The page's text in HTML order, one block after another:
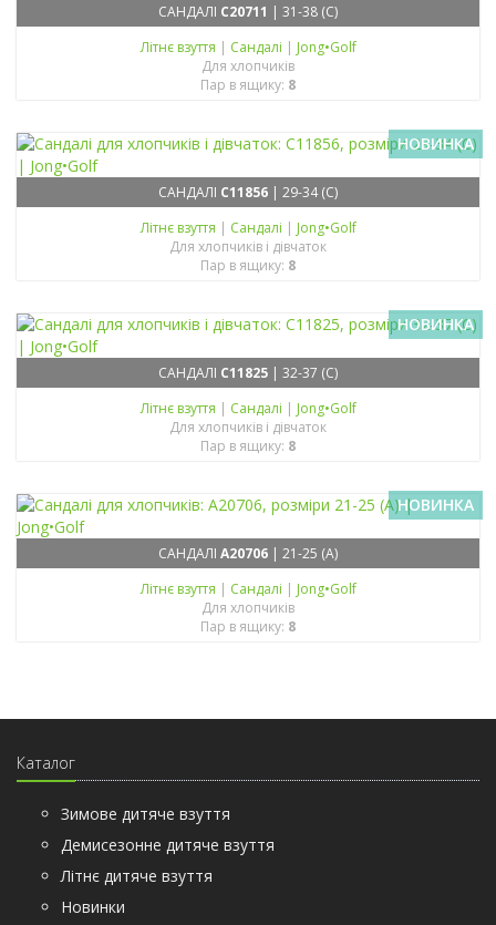
САНДАЛІ C20711 | 31-38 (C)
Літнє взуття | Сандалі | Jong•Golf
Для хлопчиків
Пар в ящику: 8
НОВИНКА
САНДАЛІ C11856 | 29-34 (C)
Літнє взуття | Сандалі | Jong•Golf
Для хлопчиків і дівчаток
Пар в ящику: 8
НОВИНКА
САНДАЛІ C11825 | 32-37 (C)
Літнє взуття | Сандалі | Jong•Golf
Для хлопчиків і дівчаток
Пар в ящику: 8
НОВИНКА
САНДАЛІ A20706 | 21-25 (A)
Літнє взуття | Сандалі | Jong•Golf
Для хлопчиків
Пар в ящику: 8
Каталог
Зимове дитяче взуття
Демисезонне дитяче взуття
Літнє дитяче взуття
Новинки